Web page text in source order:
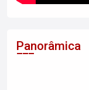
Panorâmica